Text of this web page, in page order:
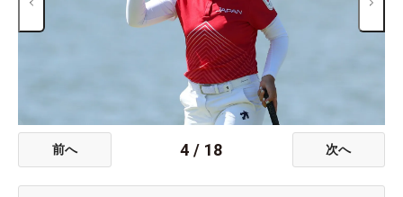
前へ 4 / 18 次へ